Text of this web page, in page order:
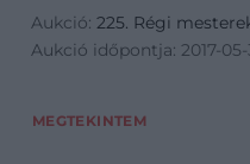
Aukció:225. Régi
Aukció időpontja: 2017-05-
MEGTEKINTEM